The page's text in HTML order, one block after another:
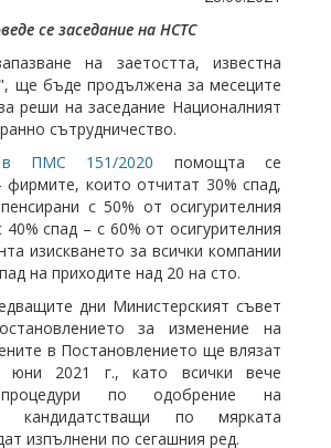
Абонирайте се!
се заседание на НСТС
на заетостта, известна
ще бъде продължена за месеците
реши на заседание Националният
сътрудничество.
ПМС 151/2020 помощта се
фирмите, които отчитат 30% спад,
с 50% от осигурителния
спад – с 60% от осигурителния
изискването за всички компании
на приходите над 20 на сто.
дни Министерският съвет
за изменение на
в Постановлението ще влязат
2021 г., като всички вече
процедури по одобрение на
кандидатстващи по мярката
изпълнени по сегашния ред.